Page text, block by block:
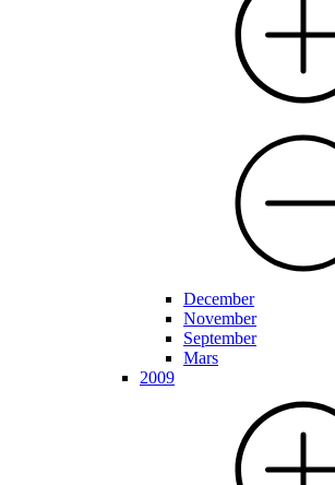
December
November
September
Mars
2009